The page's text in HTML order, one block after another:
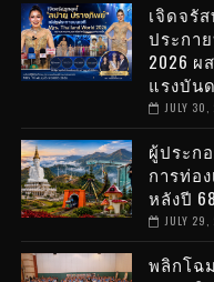
เจิดจรั
ประกาย
2026 ผ
แรงบัน
JULY
ผู้ประก
การท่อ
หลังปี
JULY
พลิกโฉ